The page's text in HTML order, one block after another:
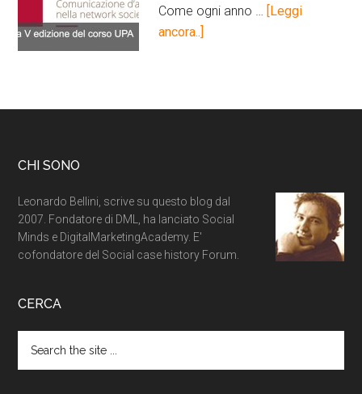
Come ogni anno …
[Leggi
ancora..]
CHI SONO
Leonardo Bellini, scrive su questo blog dal
2007. Fondatore di DML, ha lanciato Social
Minds e DigitalMarketingAcademy. E'
cofondatore del Social case history Forum.
CERCA